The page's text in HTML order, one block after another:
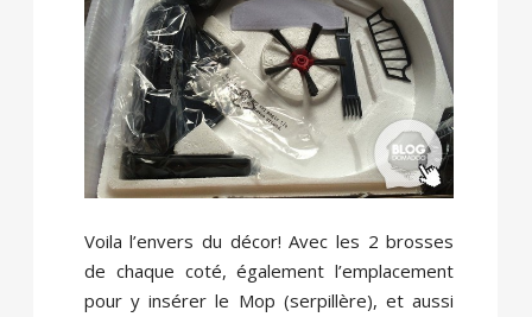
Voila l’envers du décor! Avec les 2 brosses
de chaque coté, également l’emplacement
pour y insérer le Mop (serpillère), et aussi